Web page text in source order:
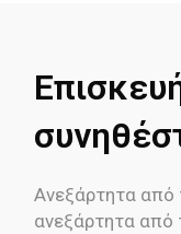
Ανεξάρτητα από
ανεξάρτητα από